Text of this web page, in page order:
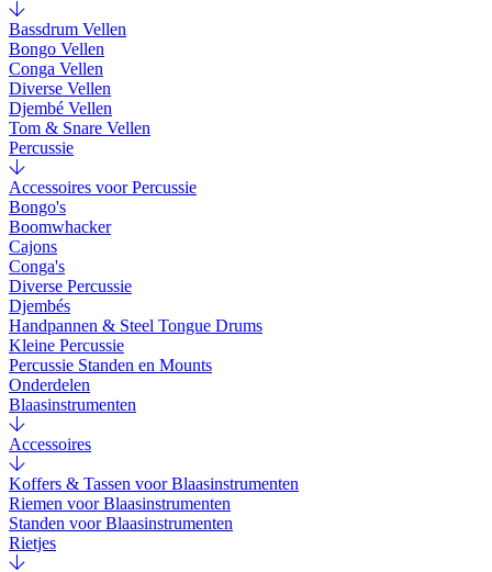
Bassdrum Vellen
Bongo Vellen
Conga Vellen
Diverse Vellen
Djembé Vellen
Tom & Snare Vellen
Percussie
Accessoires voor Percussie
Bongo's
Boomwhacker
Cajons
Conga's
Diverse Percussie
Djembés
Handpannen & Steel Tongue Drums
Kleine Percussie
Percussie Standen en Mounts
Onderdelen
Blaasinstrumenten
Accessoires
Koffers & Tassen voor Blaasinstrumenten
Riemen voor Blaasinstrumenten
Standen voor Blaasinstrumenten
Rietjes